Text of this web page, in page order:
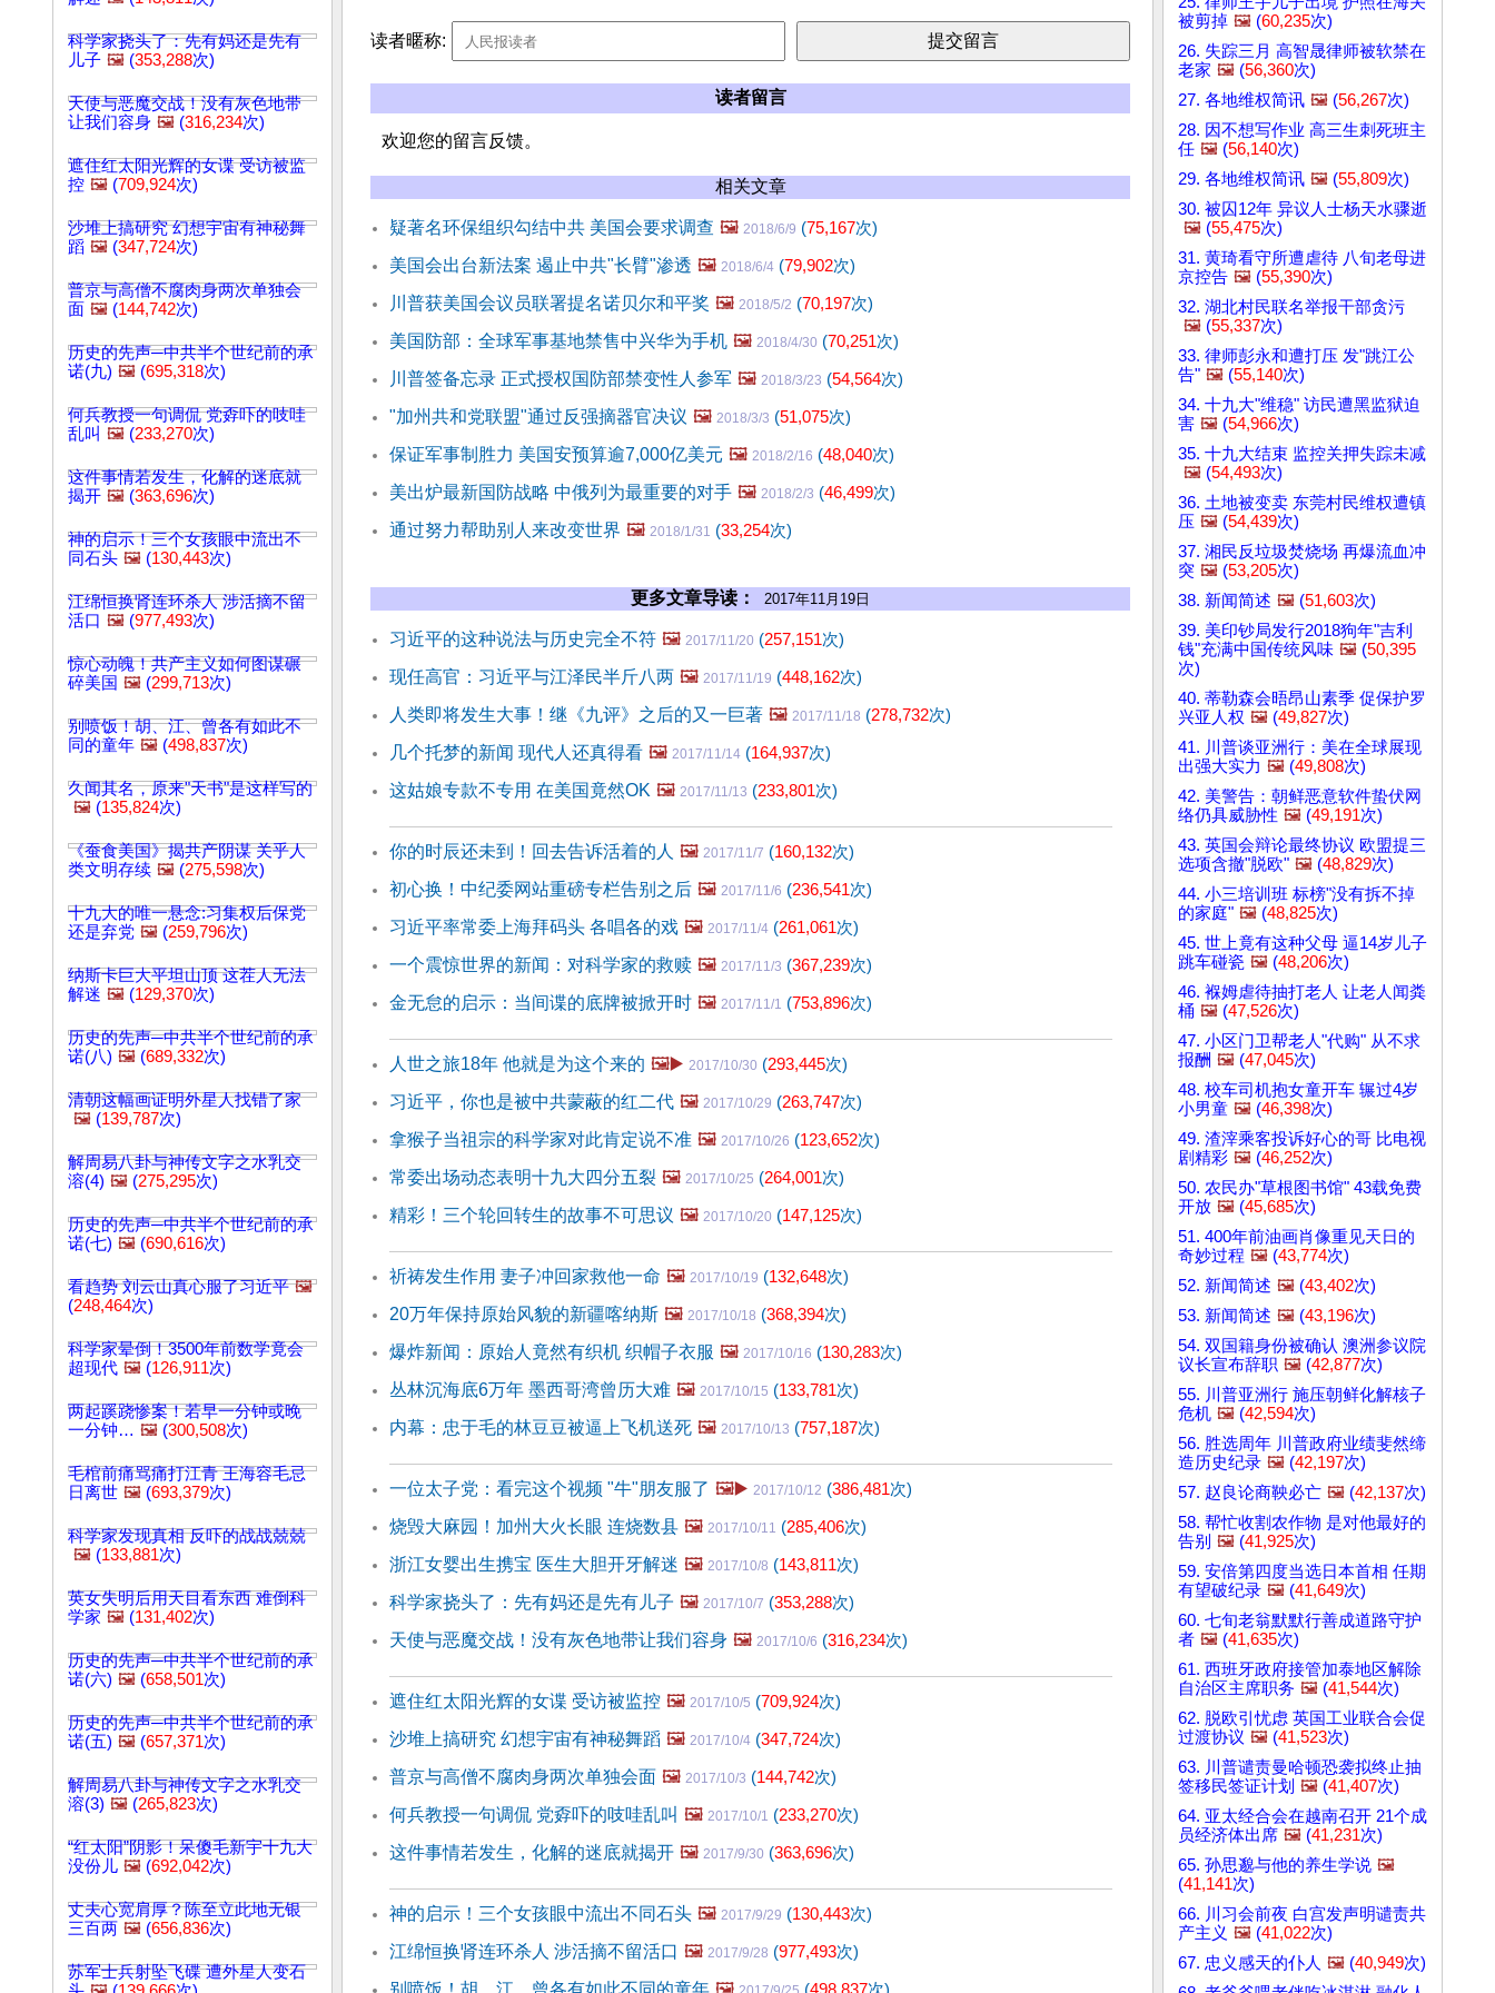
科学家挠头了：先有妈还是先有
儿子 🖼️ (353,288次)
天使与恶魔交战！没有灰色地带
让我们容身 🖼️ (316,234次)
遮住红太阳光辉的女谍 受访被监
控 🖼️ (709,924次)
沙堆上搞研究 幻想宇宙有神秘舞
蹈 🖼️ (347,724次)
普京与高僧不腐肉身两次单独会
面 🖼️ (144,742次)
历史的先声─中共半个世纪前的承
诺(九) 🖼️ (695,318次)
何兵教授一句调侃 党孬吓的吱哇
乱叫 🖼️ (233,270次)
这件事情若发生，化解的迷底就
揭开 🖼️ (363,696次)
神的启示！三个女孩眼中流出不
同石头 🖼️ (130,443次)
江绵恒换肾连环杀人 涉活摘不留
活口 🖼️ (977,493次)
惊心动魄！共产主义如何图谋碾
碎美国 🖼️ (299,713次)
别喷饭！胡、江、曾各有如此不
同的童年 🖼️ (498,837次)
久闻其名，原来"天书"是这样写的
🖼️ (135,824次)
《蚕食美国》揭共产阴谋 关乎人
类文明存续 🖼️ (275,598次)
十九大的唯一悬念:习集权后保党
还是弃党 🖼️ (259,796次)
纳斯卡巨大平坦山顶 这茬人无法
解迷 🖼️ (129,370次)
历史的先声─中共半个世纪前的承
诺(八) 🖼️ (689,332次)
清朝这幅画证明外星人找错了家
🖼️ (139,787次)
解周易八卦与神传文字之水乳交
溶(4) 🖼️ (275,295次)
历史的先声─中共半个世纪前的承
诺(七) 🖼️ (690,616次)
看趋势 刘云山真心服了习近平 🖼️
(248,464次)
科学家晕倒！3500年前数学竟会
超现代 🖼️ (126,911次)
两起蹊跷惨案！若早一分钟或晚
一分钟… 🖼️ (300,508次)
毛棺前痛骂痛打江青 王海容毛忌
日离世 🖼️ (693,379次)
科学家发现真相 反吓的战战兢兢
🖼️ (133,881次)
英女失明后用天目看东西 难倒科
学家 🖼️ (131,402次)
历史的先声─中共半个世纪前的承
诺(六) 🖼️ (658,501次)
历史的先声─中共半个世纪前的承
诺(五) 🖼️ (657,371次)
解周易八卦与神传文字之水乳交
溶(3) 🖼️ (265,823次)
“红太阳”阴影！呆傻毛新宇十九大
没份儿 🖼️ (692,042次)
丈夫心宽肩厚？陈至立此地无银
三百两 🖼️ (656,836次)
苏军士兵射坠飞碟 遭外星人变石
读者暱称:
读者留言
欢迎您的留言反馈。
相关文章
疑著名环保组织勾结中共 美国会要求调查 🖼️ 2018/6/9 (75,167次)
美国会出台新法案 遏止中共"长臂"渗透 🖼️ 2018/6/4 (79,902次)
川普获美国会议员联署提名诺贝尔和平奖 🖼️ 2018/5/2 (70,197次)
美国防部：全球军事基地禁售中兴华为手机 🖼️ 2018/4/30 (70,251次)
川普签备忘录 正式授权国防部禁变性人参军 🖼️ 2018/3/23 (54,564次)
"加州共和党联盟"通过反强摘器官决议 🖼️ 2018/3/3 (51,075次)
保证军事制胜力 美国安预算逾7,000亿美元 🖼️ 2018/2/16 (48,040次)
美出炉最新国防战略 中俄列为最重要的对手 🖼️ 2018/2/3 (46,499次)
通过努力帮助别人来改变世界 🖼️ 2018/1/31 (33,254次)
更多文章导读： 2017年11月19日
习近平的这种说法与历史完全不符 🖼️ 2017/11/20 (257,151次)
现任高官：习近平与江泽民半斤八两 🖼️ 2017/11/19 (448,162次)
人类即将发生大事！继《九评》之后的又一巨著 🖼️ 2017/11/18 (278,732次)
几个托梦的新闻 现代人还真得看 🖼️ 2017/11/14 (164,937次)
这姑娘专款不专用 在美国竟然OK 🖼️ 2017/11/13 (233,801次)
你的时辰还未到！回去告诉活着的人 🖼️ 2017/11/7 (160,132次)
初心换！中纪委网站重磅专栏告别之后 🖼️ 2017/11/6 (236,541次)
习近平率常委上海拜码头 各唱各的戏 🖼️ 2017/11/4 (261,061次)
一个震惊世界的新闻：对科学家的救赎 🖼️ 2017/11/3 (367,239次)
金无怠的启示：当间谍的底牌被掀开时 🖼️ 2017/11/1 (753,896次)
人世之旅18年 他就是为这个来的 🖼️▶️ 2017/10/30 (293,445次)
习近平，你也是被中共蒙蔽的红二代 🖼️ 2017/10/29 (263,747次)
拿猴子当祖宗的科学家对此肯定说不准 🖼️ 2017/10/26 (123,652次)
常委出场动态表明十九大四分五裂 🖼️ 2017/10/25 (264,001次)
精彩！三个轮回转生的故事不可思议 🖼️ 2017/10/20 (147,125次)
祈祷发生作用 妻子冲回家救他一命 🖼️ 2017/10/19 (132,648次)
20万年保持原始风貌的新疆喀纳斯 🖼️ 2017/10/18 (368,394次)
爆炸新闻：原始人竟然有织机 织帽子衣服 🖼️ 2017/10/16 (130,283次)
丛林沉海底6万年 墨西哥湾曾历大难 🖼️ 2017/10/15 (133,781次)
内幕：忠于毛的林豆豆被逼上飞机送死 🖼️ 2017/10/13 (757,187次)
一位太子党：看完这个视频 "牛"朋友服了 🖼️▶️ 2017/10/12 (386,481次)
烧毁大麻园！加州大火长眼 连烧数县 🖼️ 2017/10/11 (285,406次)
浙江女婴出生携宝 医生大胆开牙解迷 🖼️ 2017/10/8 (143,811次)
科学家挠头了：先有妈还是先有儿子 🖼️ 2017/10/7 (353,288次)
天使与恶魔交战！没有灰色地带让我们容身 🖼️ 2017/10/6 (316,234次)
遮住红太阳光辉的女谍 受访被监控 🖼️ 2017/10/5 (709,924次)
沙堆上搞研究 幻想宇宙有神秘舞蹈 🖼️ 2017/10/4 (347,724次)
普京与高僧不腐肉身两次单独会面 🖼️ 2017/10/3 (144,742次)
何兵教授一句调侃 党孬吓的吱哇乱叫 🖼️ 2017/10/1 (233,270次)
这件事情若发生，化解的迷底就揭开 🖼️ 2017/9/30 (363,696次)
神的启示！三个女孩眼中流出不同石头 🖼️ 2017/9/29 (130,443次)
江绵恒换肾连环杀人 涉活摘不留活口 🖼️ 2017/9/28 (977,493次)
别喷饭！胡、江、曾各有如此不同的童年 🖼️ (498,837次)
被剪掉 🖼️ (60,235次)
26. 失踪三月 高智晟律师被软禁在
老家 🖼️ (56,360次)
27. 各地维权简讯 🖼️ (56,267次)
28. 因不想写作业 高三生刺死班主
任 🖼️ (56,140次)
29. 各地维权简讯 🖼️ (55,809次)
30. 被囚12年 异议人士杨天水骤逝
🖼️ (55,475次)
31. 黄琦看守所遭虐待 八旬老母进
京控告 🖼️ (55,390次)
32. 湖北村民联名举报干部贪污
🖼️ (55,337次)
33. 律师彭永和遭打压 发"跳江公
告" 🖼️ (55,140次)
34. 十九大"维稳" 访民遭黑监狱迫
害 🖼️ (54,966次)
35. 十九大结束 监控关押失踪未减
🖼️ (54,493次)
36. 土地被变卖 东莞村民维权遭镇
压 🖼️ (54,439次)
37. 湘民反垃圾焚烧场 再爆流血冲
突 🖼️ (53,205次)
38. 新闻简述 🖼️ (51,603次)
39. 美印钞局发行2018狗年"吉利
钱"充满中国传统风味 🖼️ (50,395
次)
40. 蒂勒森会晤昂山素季 促保护罗
兴亚人权 🖼️ (49,827次)
41. 川普谈亚洲行：美在全球展现
出强大实力 🖼️ (49,808次)
42. 美警告：朝鲜恶意软件蛰伏网
络仍具威胁性 🖼️ (49,191次)
43. 英国会辩论最终协议 欧盟提三
选项含撤"脱欧" 🖼️ (48,829次)
44. 小三培训班 标榜"没有拆不掉
的家庭" 🖼️ (48,825次)
45. 世上竟有这种父母 逼14岁儿子
跳车碰瓷 🖼️ (48,206次)
46. 褓姆虐待抽打老人 让老人闻粪
桶 🖼️ (47,526次)
47. 小区门卫帮老人"代购" 从不求
报酬 🖼️ (47,045次)
48. 校车司机抱女童开车 辗过4岁
小男童 🖼️ (46,398次)
49. 渣滓乘客投诉好心的哥 比电视
剧精彩 🖼️ (46,252次)
50. 农民办"草根图书馆" 43载免费
开放 🖼️ (45,685次)
51. 400年前油画肖像重见天日的
奇妙过程 🖼️ (43,774次)
52. 新闻简述 🖼️ (43,402次)
53. 新闻简述 🖼️ (43,196次)
54. 双国籍身份被确认 澳洲参议院
议长宣布辞职 🖼️ (42,877次)
55. 川普亚洲行 施压朝鲜化解核子
危机 🖼️ (42,594次)
56. 胜选周年 川普政府业绩斐然缔
造历史纪录 🖼️ (42,197次)
57. 赵良论商鞅必亡 🖼️ (42,137次)
58. 帮忙收割农作物 是对他最好的
告别 🖼️ (41,925次)
59. 安倍第四度当选日本首相 任期
有望破纪录 🖼️ (41,649次)
60. 七旬老翁默默行善成道路守护
者 🖼️ (41,635次)
61. 西班牙政府接管加泰地区解除
自治区主席职务 🖼️ (41,544次)
62. 脱欧引忧虑 英国工业联合会促
过渡协议 🖼️ (41,523次)
63. 川普谴责曼哈顿恐袭拟终止抽
签移民签证计划 🖼️ (41,407次)
64. 亚太经合会在越南召开 21个成
员经济体出席 🖼️ (41,231次)
65. 孙思邈与他的养生学说 🖼️
(41,141次)
66. 川习会前夜 白宫发声明谴责共
产主义 🖼️ (41,022次)
67. 忠义感天的仆人 🖼️ (40,949次)